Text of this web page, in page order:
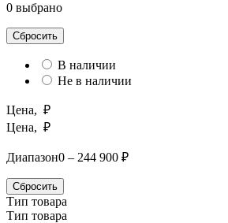
0 выбрано
Сбросить
В наличии
Не в наличии
Цена, ₽
Цена, ₽
Диапазон0 – 244 900 ₽
Сбросить
Тип товара
Тип товара